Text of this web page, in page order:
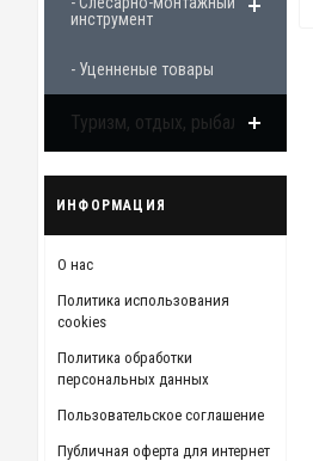
инструмент
- Уценненые товары
Туризм, отдых, рыбалка
ИНФОРМАЦИЯ
О нас
Политика использования
cookies
Политика обработки
персональных данных
Пользовательское соглашение
Публичная оферта для интернет